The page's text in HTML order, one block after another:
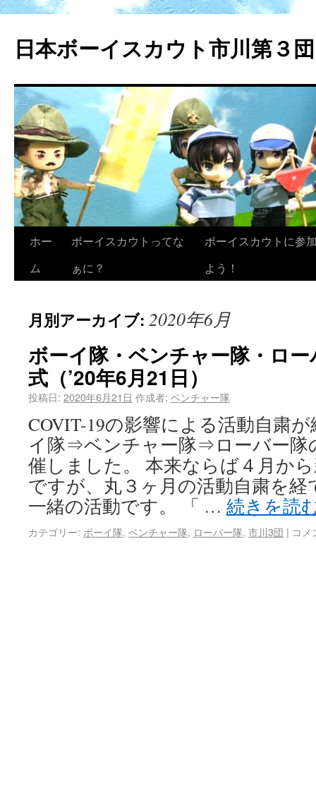
日本ボーイスカウト市川第３団
ホー
ム
ボーイスカウトってな
ぁに？
ボーイスカウトに参
よう！
月別アーカイブ: 2020年6月
ボーイ隊・ベンチャー隊・ロ
式（’20年6月21日）
投稿日: 2020年6月21日 作成者: ベンチャー隊
COVIT-19の影響による活動自粛
イ隊⇒ベンチャー隊⇒ローバー隊
催しました。 本来ならば４月か
ですが、丸３ヶ月の活動自粛を
一緒の活動です。 「 … 続きを読
カテゴリー: ボーイ隊, ベンチャー隊, ローバー隊, 市川3団 | コメ